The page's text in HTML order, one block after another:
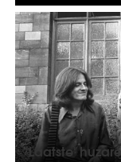
'Laatste'